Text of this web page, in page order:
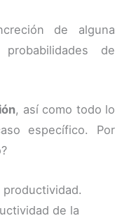
de alguna
de
, así como todo lo
específico. Por
de la